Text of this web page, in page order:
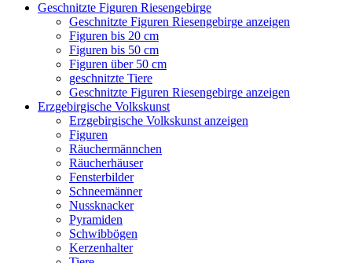
Geschnitzte Figuren Riesengebirge
Geschnitzte Figuren Riesengebirge anzeigen
Figuren bis 20 cm
Figuren bis 50 cm
Figuren über 50 cm
geschnitzte Tiere
Geschnitzte Figuren Riesengebirge anzeigen
Erzgebirgische Volkskunst
Erzgebirgische Volkskunst anzeigen
Figuren
Räuchermännchen
Räucherhäuser
Fensterbilder
Schneemänner
Nussknacker
Pyramiden
Schwibbögen
Kerzenhalter